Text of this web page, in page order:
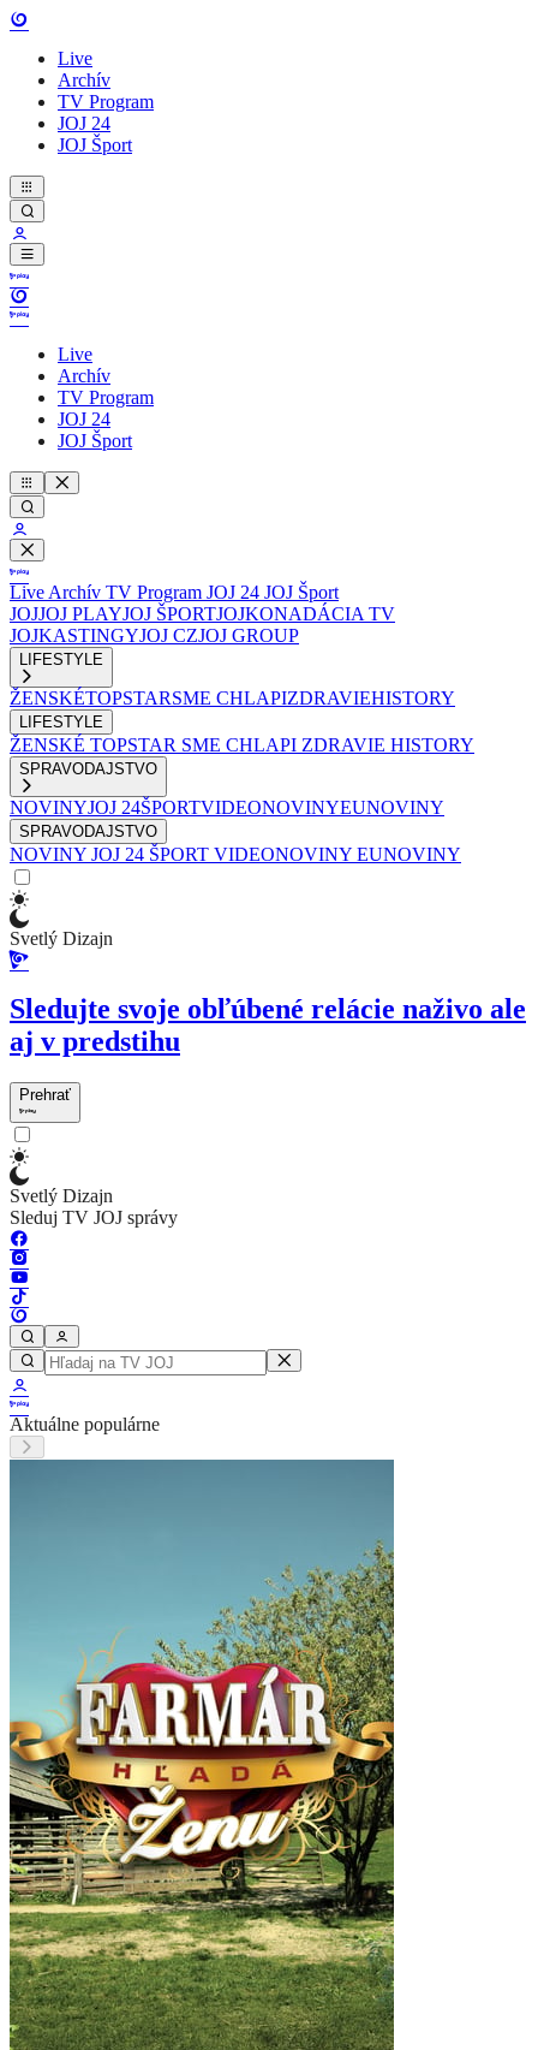
Live
Archív
TV Program
JOJ 24
JOJ Šport
Live
Archív
TV Program
JOJ 24
JOJ Šport
Live Archív TV Program JOJ 24 JOJ Šport
JOJJOJ PLAYJOJ ŠPORTJOJKONADÁCIA TV
JOJKASTINGYJOJ CZJOJ GROUP
LIFESTYLE
ŽENSKÉTOPSTARSME CHLAPIZDRAVIEHISTORY
LIFESTYLE
ŽENSKÉ TOPSTAR SME CHLAPI ZDRAVIE HISTORY
SPRAVODAJSTVO
NOVINYJOJ 24ŠPORTVIDEONOVINYEUNOVINY
SPRAVODAJSTVO
NOVINY JOJ 24 ŠPORT VIDEONOVINY EUNOVINY
Svetlý Dizajn
Sledujte svoje obľúbené relácie naživo ale
aj v predstihu
Prehrať
Svetlý Dizajn
Sleduj TV JOJ správy
Aktuálne populárne